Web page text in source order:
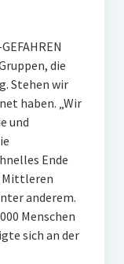
die
Stehen wir
haben. „Wir
und
Ende
Mittleren
anderem.
Menschen
sich an der